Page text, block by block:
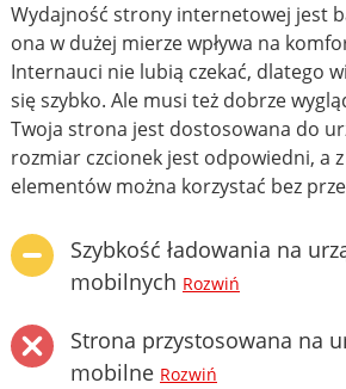
Wydajność strony internetowej jest
ona w dużej mierze wpływa na
Internauci nie lubią czekać, dlatego
się szybko. Ale musi też dobrze
Twoja strona jest dostosowana do
rozmiar czcionek jest odpowiedni, a
elementów można korzystać bez
Szybkość ładowania na
mobilnych Rozwiń
Strona przystosowana na
mobilne Rozwiń